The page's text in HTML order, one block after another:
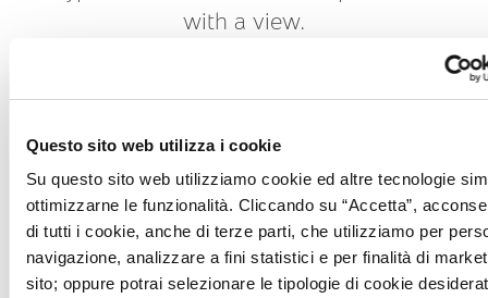
Questo sito web utilizza i cookie
Su questo sito web utilizziamo cookie ed altre tecnologie
ottimizzarne le funzionalità. Cliccando su “Accetta”,
di tutti i cookie, anche di terze parti, che utilizziamo per
navigazione, analizzare a fini statistici e per finalità di
sito; oppure potrai selezionare le tipologie di cookie
with a view.
For welcome drink or the cutting of the
gazebo overlooking the park embellished
with pine and cypress trees, or the
beautiful swimming pool set in a fairytale
landscape, ideal for photos and
unforgettable memories.